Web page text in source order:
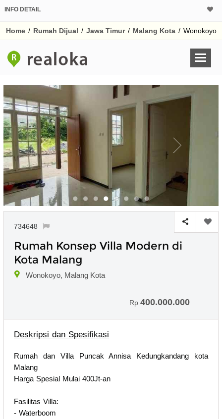
INFO DETAIL
Home / Rumah Dijual / Jawa Timur / Malang Kota / Wonokoyo
734648
Rumah Konsep Villa Modern di
Kota Malang
Wonokoyo, Malang Kota
Rp 400.000.000
Deskripsi dan Spesifikasi
Rumah dan Villa Puncak Annisa Kedungkandang kota
Malang
Harga Spesial Mulai 400Jt-an
Fasilitas Villa:
- Waterboom
Harga Rp
Untuk hasil simulasi
pada kotak-
Simpan